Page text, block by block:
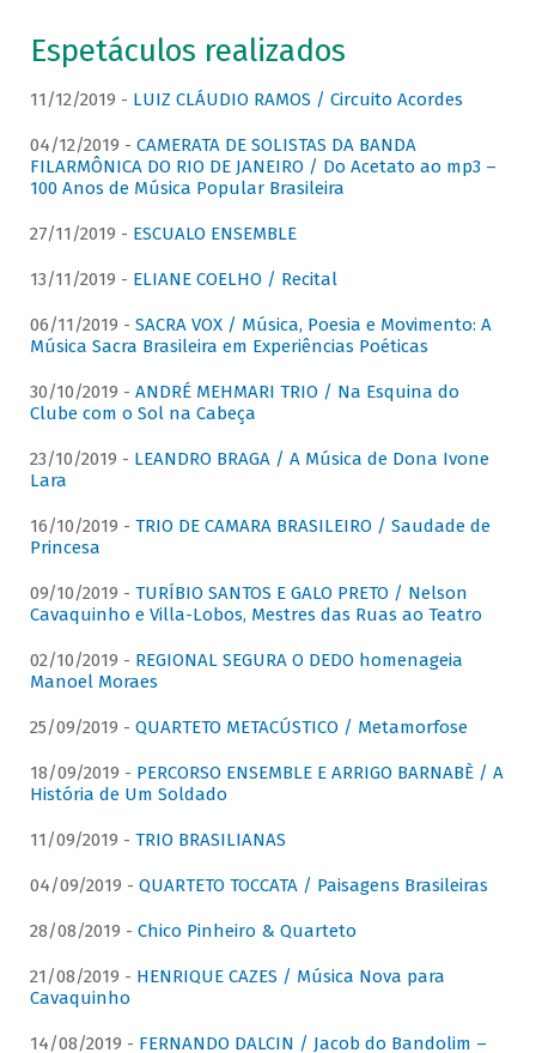
Espetáculos realizados
11/12/2019 - LUIZ CLÁUDIO RAMOS / Circuito Acordes
04/12/2019 - CAMERATA DE SOLISTAS DA BANDA
FILARMÔNICA DO RIO DE JANEIRO / Do Acetato ao mp3 –
100 Anos de Música Popular Brasileira
27/11/2019 - ESCUALO ENSEMBLE
13/11/2019 - ELIANE COELHO / Recital
06/11/2019 - SACRA VOX / Música, Poesia e Movimento: A
Música Sacra Brasileira em Experiências Poéticas
30/10/2019 - ANDRÉ MEHMARI TRIO / Na Esquina do
Clube com o Sol na Cabeça
23/10/2019 - LEANDRO BRAGA / A Música de Dona Ivone
Lara
16/10/2019 - TRIO DE CAMARA BRASILEIRO / Saudade de
Princesa
09/10/2019 - TURÍBIO SANTOS E GALO PRETO / Nelson
Cavaquinho e Villa-Lobos, Mestres das Ruas ao Teatro
02/10/2019 - REGIONAL SEGURA O DEDO homenageia
Manoel Moraes
25/09/2019 - QUARTETO METACÚSTICO / Metamorfose
18/09/2019 - PERCORSO ENSEMBLE E ARRIGO BARNABÈ / A
História de Um Soldado
11/09/2019 - TRIO BRASILIANAS
04/09/2019 - QUARTETO TOCCATA / Paisagens Brasileiras
28/08/2019 - Chico Pinheiro & Quarteto
21/08/2019 - HENRIQUE CAZES / Música Nova para
Cavaquinho
14/08/2019 - FERNANDO DALCIN / Jacob do Bandolim –